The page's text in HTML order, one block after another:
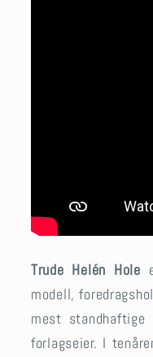
Trude Helén Hole
modell,
mest standhaftige
forlagseier. I